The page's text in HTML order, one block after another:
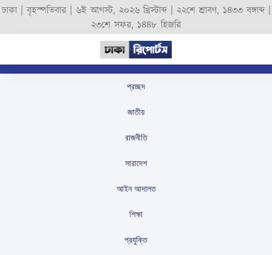
ঢাকা |বৃহস্পতিবার| ৬ই আগস্ট, ২০২৬ খ্রিস্টাব্দ| ২২শে শ্রাবণ, ১৪৩৩ বঙ্গাব্দ|
২৩শে সফর, ১৪৪৮ হিজরি
প্রচ্ছদ
জাতীয়
রাজনীতি
সারাদেশ
আইন আদালত
শিক্ষা
প্রযুক্তি
রিউমার স্ক্যানার বলেছে,
টাকার বিনিময়ে তৈরি
হয়েছিল বঙ্গবন্ধু সম্পর্কে ভুয়া
August 17, 2025